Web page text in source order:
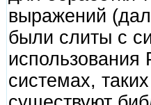
выражений
были слиты с
использования
системах,